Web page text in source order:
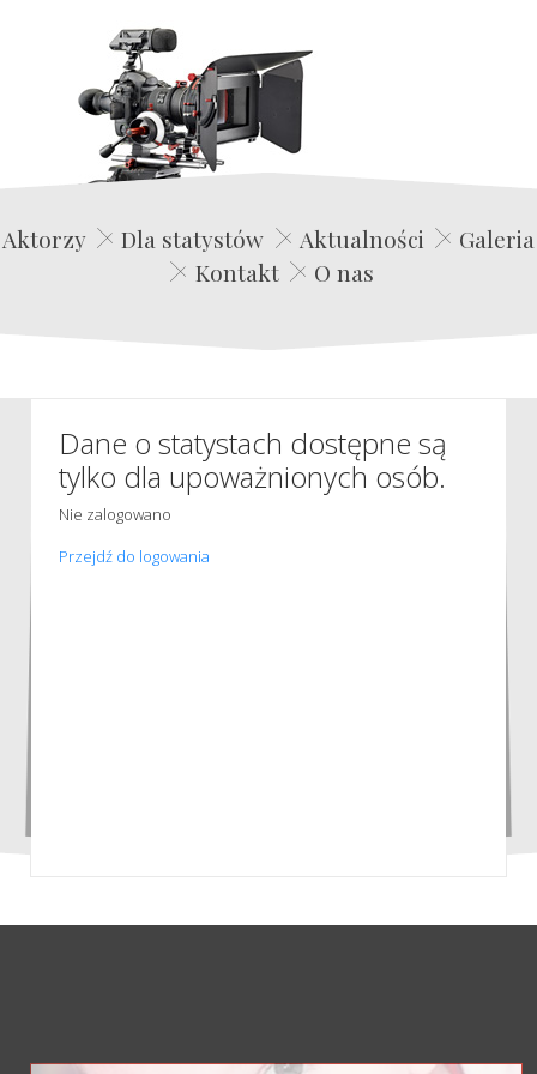
Edwin Film Agencja Aktorska
Aktorzy Dla statystów Aktualności
Galeria
Kontakt
O nas
Dane o statystach dostępne są
tylko dla upoważnionych osób.
Nie zalogowano
Przejdź do logowania